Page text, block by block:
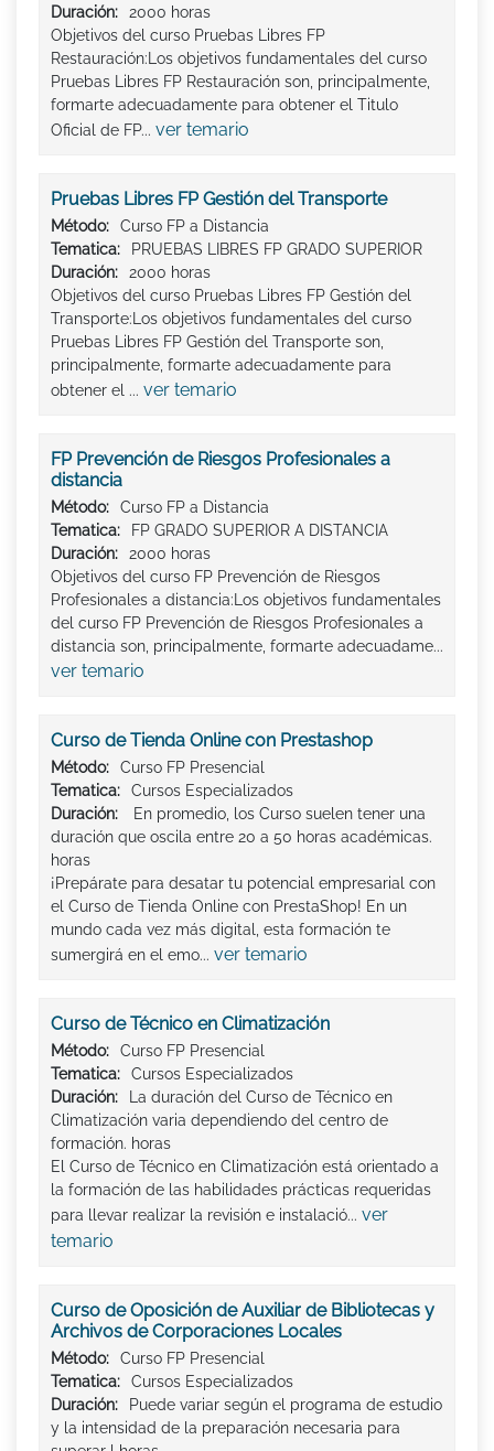
Duración:
2000 horas
Objetivos del curso Pruebas Libres FP
Restauración:Los objetivos fundamentales del curso
Pruebas Libres FP Restauración son, principalmente,
formarte adecuadamente para obtener el Titulo
Oficial de FP... ver temario
Pruebas Libres FP Gestión del Transporte
Método:
Curso FP a Distancia
Tematica:
PRUEBAS LIBRES FP GRADO SUPERIOR
Duración:
2000 horas
Objetivos del curso Pruebas Libres FP Gestión del
Transporte:Los objetivos fundamentales del curso
Pruebas Libres FP Gestión del Transporte son,
principalmente, formarte adecuadamente para
obtener el ... ver temario
FP Prevención de Riesgos Profesionales a
distancia
Método:
Curso FP a Distancia
Tematica:
FP GRADO SUPERIOR A DISTANCIA
Duración:
2000 horas
Objetivos del curso FP Prevención de Riesgos
Profesionales a distancia:Los objetivos fundamentales
del curso FP Prevención de Riesgos Profesionales a
distancia son, principalmente, formarte adecuadame...
ver temario
Curso de Tienda Online con Prestashop
Método:
Curso FP Presencial
Tematica:
Cursos Especializados
Duración:
En promedio, los Curso suelen tener una
duración que oscila entre 20 a 50 horas académicas.
horas
¡Prepárate para desatar tu potencial empresarial con
el Curso de Tienda Online con PrestaShop! En un
mundo cada vez más digital, esta formación te
sumergirá en el emo... ver temario
Curso de Técnico en Climatización
Método:
Curso FP Presencial
Tematica:
Cursos Especializados
Duración:
La duración del Curso de Técnico en
Climatización varia dependiendo del centro de
formación. horas
El Curso de Técnico en Climatización está orientado a
la formación de las habilidades prácticas requeridas
para llevar realizar la revisión e instalació... ver
temario
Curso de Oposición de Auxiliar de Bibliotecas y
Archivos de Corporaciones Locales
Método:
Curso FP Presencial
Tematica:
Cursos Especializados
Duración:
Puede variar según el programa de estudio
y la intensidad de la preparación necesaria para